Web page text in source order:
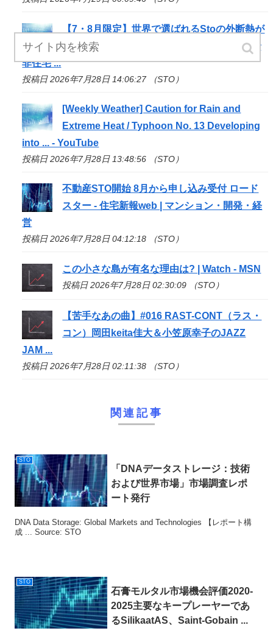
【7・8月限定】世界で選ばれるStoの外断熱が
「省エネ検討WEB」に初登場！実在データで
非住宅 ...
投稿日 2026年7月28日 14:06:27 （STO）
[Weekly Weather] Caution for Rain and
Extreme Heat / Typhoon No. 13 Developing
into ... - YouTube
投稿日 2026年7月28日 13:48:56 （STO）
不動産STO開始 8月から申し込み受付 ロード
スター - 住宅新報web | マンション・開発・経
営
投稿日 2026年7月28日 04:12:18 （STO）
この小さな島が有名な理由は? | Watch - MSN
投稿日 2026年7月28日 02:30:09 （STO）
【苦手なあの曲】#016 RAST-CONT（ラス・
コン）岡田keita佳大＆小笠原幸子のJAZZ
JAM ...
投稿日 2026年7月28日 02:11:38 （STO）
関連記事
STO
「DNAデータストレージ：技術
および世界市場」市場調査レポ
ート発行
DNA Data Storage: Global Markets and Technologies 【レポート構
成 ... Source: STO
STO
石膏モルタル市場機会評価2020-
2025主要なキープレーヤーであ
るSilikaatAS、Saint-Gobain ...